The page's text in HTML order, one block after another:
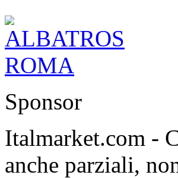
Sponsor
Italmarket.com -
anche parziali,